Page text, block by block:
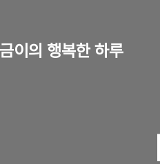
이의 행복한 하루